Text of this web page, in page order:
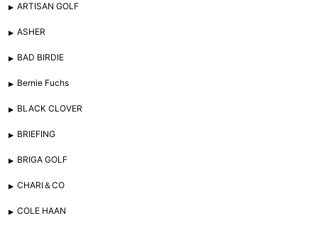
ARTISAN GOLF
ASHER
BAD BIRDIE
Bernie Fuchs
BLACK CLOVER
BRIEFING
BRIGA GOLF
CHARI＆CO
COLE HAAN